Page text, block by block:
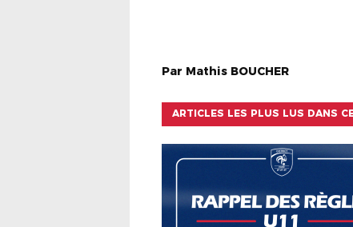
Par Mathis BOUCHER
ARTICLES LES PLUS LUS DANS